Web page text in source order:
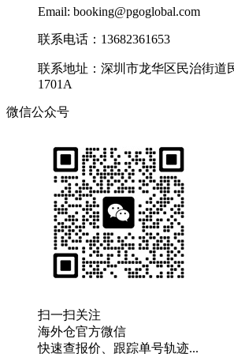
Email: booking@pgoglobal.com
联系电话：13682361653
联系地址：深圳市龙华区民治街道
1701A
微信公众号
扫一扫关注
海外仓官方微信
快速查报价、跟踪单号轨迹...